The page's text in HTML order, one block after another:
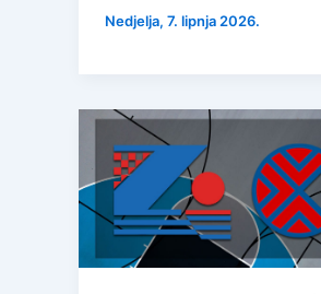
Nedjelja, 7. lipnja 2026.